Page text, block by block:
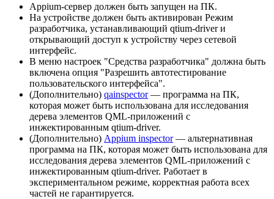
Appium-сервер должен быть запущен на ПК.
На устройстве должен быть активирован Режим
разработчика, устанавливающий qtium-driver и
открывающий доступ к устройству через сетевой
интерфейс.
В меню настроек "Средства разработчика" должна быть
включена опция "Разрешить автотестирование
пользовательского интерфейса".
(Дополнительно) qainspector— программа на ПК,
которая может быть использована для исследования
дерева элементов QML-приложений с
инжектированным qtium-driver.
(Дополнительно) Appium inspector— альтернативная
программа на ПК, которая может быть использована для
исследования дерева элементов QML-приложений с
инжектированным qtium-driver. Работает в
экспериментальном режиме, корректная работа всех
частей не гарантируется.